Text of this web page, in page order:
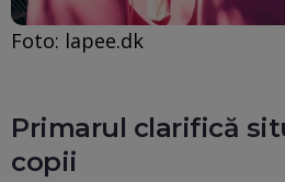
Foto: lapee.dk
Primarul clarifică
copii